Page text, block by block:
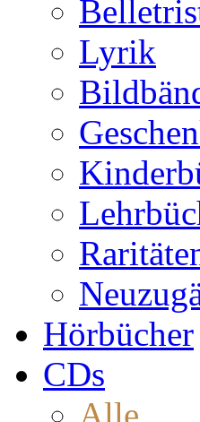
Lyrik
Hörbücher
CDs